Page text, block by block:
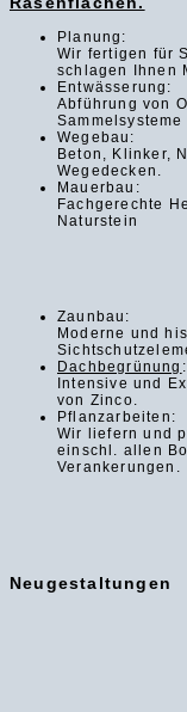
Planung:
Wir fertigen für
schlagen Ihnen
Entwässerung:
Abführung von
Wegebau:
Beton, Klinker,
Wegedecken.
Mauerbau:
Fachgerechte
Naturstein
Zaunbau:
Moderne und
Dachbegrünung :
Intensive und
von Zinco.
Pflanzarbeiten:
Wir liefern und
einschl. allen
Verankerungen.
Neugestaltungen